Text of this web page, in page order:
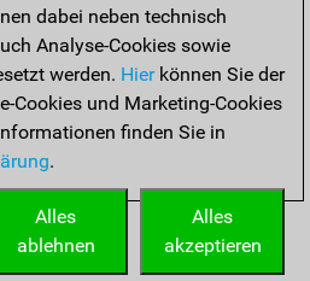
dabei neben technisch
Analyse-Cookies sowie
werden. Hierkönnen Sie der
Cookies und Marketing-Cookies
finden Sie in
.
Alles
akzeptieren
Alles
ablehnen